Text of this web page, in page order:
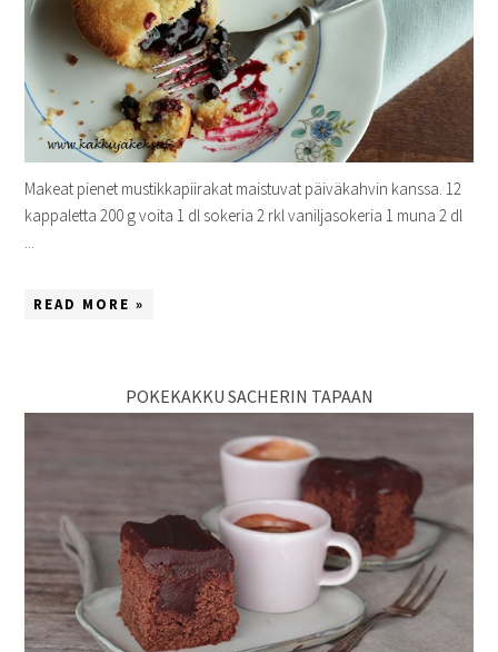
Makeat pienet mustikkapiirakat maistuvat päiväkahvin kanssa. 12
kappaletta 200 g voita 1 dl sokeria 2 rkl vaniljasokeria 1 muna 2 dl
READ MORE »
POKEKAKKU SACHERIN TAPAAN